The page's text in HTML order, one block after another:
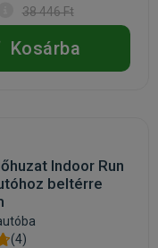
38 446 Ft
Kosárba
Indoor Run
beltérre
(4)